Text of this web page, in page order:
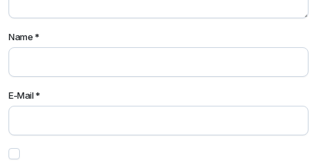
Name*
E-Mail*